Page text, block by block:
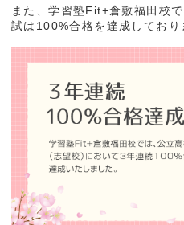
また、学習塾Fit+倉敷福田校
試は100%合格を達成しており